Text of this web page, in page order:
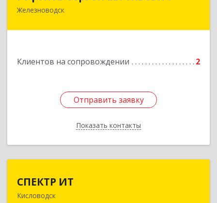
Железноводск
Клиентов на сопровождении 2
Отправить заявку
Показать контакты
Отправить заявку
Назад
СПЕКТР ИТ
Кисловодск
357736, Ставропольский край, Кисловодск г,